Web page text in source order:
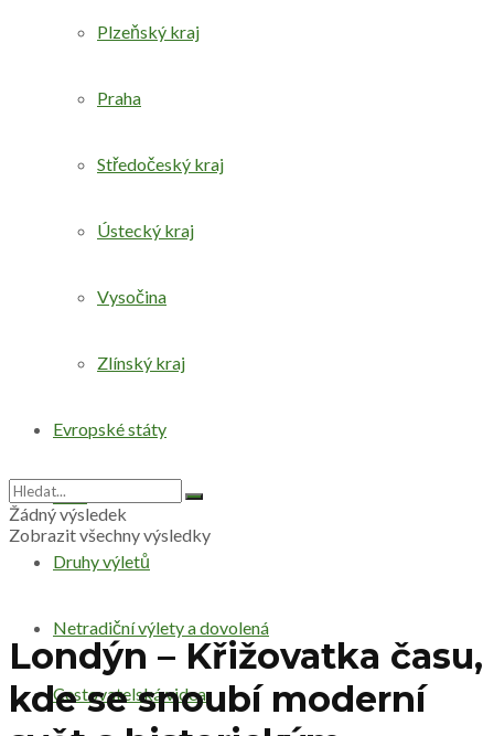
Plzeňský kraj
Praha
Středočeský kraj
Ústecký kraj
Vysočina
Zlínský kraj
Evropské státy
Svět
Druhy výletů
Netradiční výlety a dovolená
Cestovatelská videa
Žádný výsledek
Zobrazit všechny výsledky
Londýn – Křižovatka času,
kde se snoubí moderní